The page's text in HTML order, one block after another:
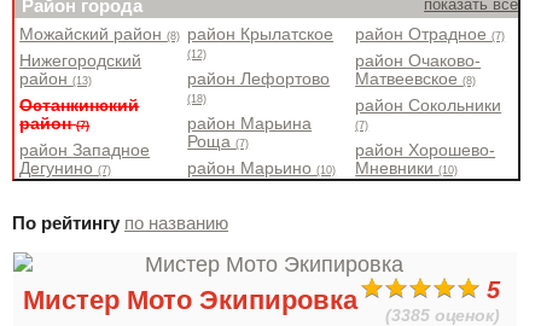
Район города показать все
Можайский район(8)
Нижегородский
район(13)
Останкинский
район(7)
район Западное
Дегунино(7)
район Крылатское
(12)
район Лефортово
(18)
район Марьина
Роща(7)
район Марьино(10)
район Отрадное(7)
район Очаково-
Матвеевское(8)
район Сокольники
(7)
район Хорошево-
Мневники(10)
По рейтингу по названию
5
(3385 оценок)
Мистер Мото Экипировка